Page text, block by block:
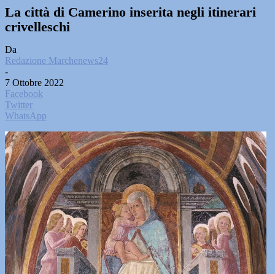
La città di Camerino inserita negli itinerari
crivelleschi
Da
Redazione Marchenews24
-
7 Ottobre 2022
Facebook
Twitter
WhatsApp